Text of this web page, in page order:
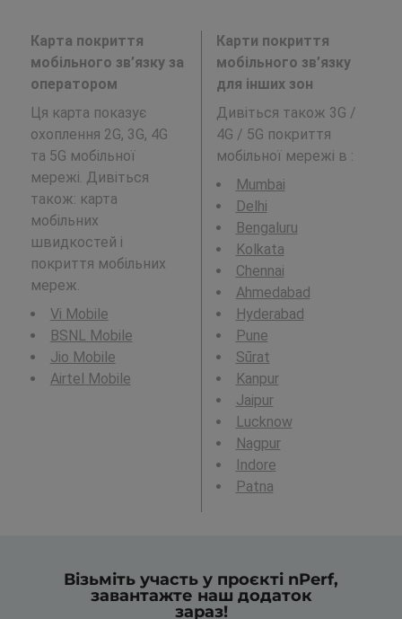
Карта покриття
мобільного зв’язку за
оператором
Ця карта показує
охоплення 2G, 3G, 4G
та 5G мобільної
мережі. Дивіться
також: карта
мобільних
швидкостей і
покриття мобільних
мереж.
Vi Mobile
BSNL Mobile
Jio Mobile
Airtel Mobile
Карти покриття
мобільного зв’язку
для інших зон
Дивіться також 3G /
4G / 5G покриття
мобільної мережі в :
Mumbai
Delhi
Bengaluru
Kolkata
Chennai
Ahmedabad
Hyderabad
Pune
Sūrat
Kanpur
Jaipur
Lucknow
Nagpur
Indore
Patna
Візьміть участь у проєкті nPerf,
завантажте наш додаток
зараз!